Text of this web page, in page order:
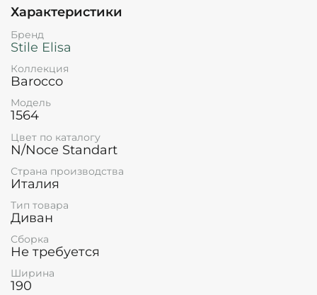
Характеристики
Бренд
Stile Elisa
Коллекция
Barocco
Модель
1564
Цвет по каталогу
N/Noce Standart
Страна производства
Италия
Тип товара
Диван
Сборка
Не требуется
Ширина
190